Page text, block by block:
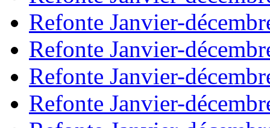
Refonte Janvier-
Refonte Janvier-
Refonte Janvier-
Refonte Janvier-